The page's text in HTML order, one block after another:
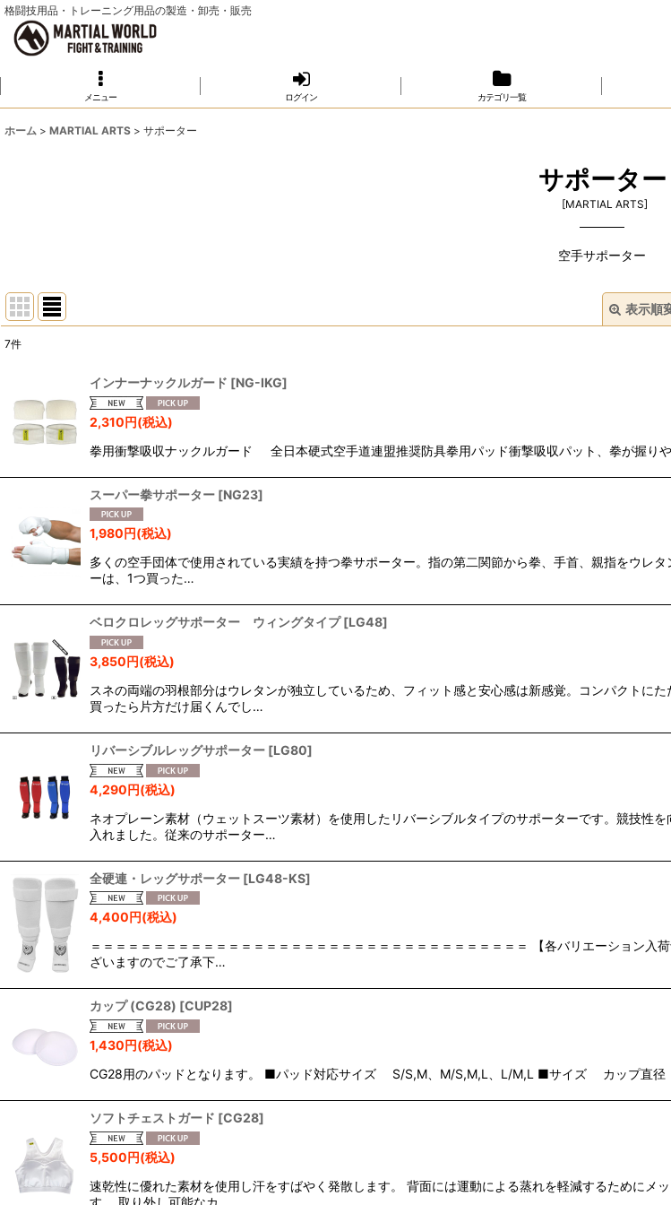
格闘技用品・トレーニング用品の製造・卸売・販売
メニュー ログイン カテゴリ一覧
ホーム > MARTIAL ARTS > サポーター
サポーター
[MARTIAL ARTS]
空手サポーター
表示順
表示数
7件
インナーナックルガード [NG-IKG]
2,310円(税込)
拳用衝撃吸収ナックルガード 全日本硬式空手道連盟推奨防具拳用パッド衝撃吸収パット、拳が握
スーパー拳サポーター [NG23]
1,980円(税込)
多くの空手団体で使用されている実績を持つ拳サポーター。指の第二関節から拳、手首、親指をウ
ーは、1つ買った…
ベロクロレッグサポーター ウィングタイプ [LG48]
3,850円(税込)
スネの両端の羽根部分はウレタンが独立しているため、フィット感と安心感は新感覚。コンパクト
買ったら片方だけ届くんでし…
リバーシブルレッグサポーター [LG80]
4,290円(税込)
ネオプレーン素材（ウェットスーツ素材）を使用したリバーシブルタイプのサポーターです。競技性
入れました。従来のサポーター…
全硬連・レッグサポーター [LG48-KS]
4,400円(税込)
＝＝＝＝＝＝＝＝＝＝＝＝＝＝＝＝＝＝＝＝＝＝＝＝＝＝＝＝＝＝＝＝＝＝＝ 【各バリエーション
ざいますのでご了承下…
カップ (CG28) [CUP28]
1,430円(税込)
CG28用のパッドとなります。 ■パッド対応サイズ S/S,M、M/S,M,L、L/M,L ■サイズ カップ直
ソフトチェストガード [CG28]
5,500円(税込)
速乾性に優れた素材を使用し汗をすばやく発散します。 背面には運動による蒸れを軽減するために
す。 取り外し可能なカ…